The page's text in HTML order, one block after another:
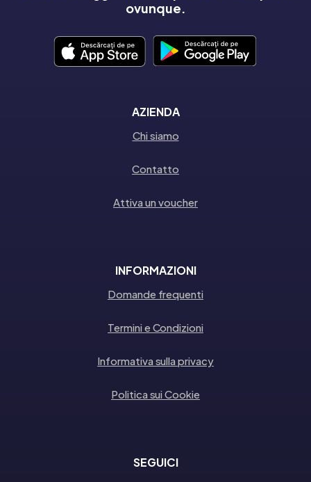
ovunque.
AZIENDA
Chi siamo
Contatto
Attiva un voucher
INFORMAZIONI
Domande frequenti
Termini e Condizioni
Informativa sulla privacy
Politica sui Cookie
SEGUICI